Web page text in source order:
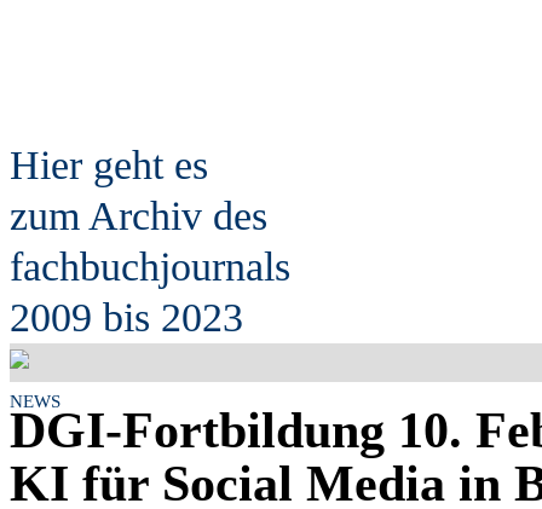
Hier geht es
zum Archiv des
fachbuchjournals
2009 bis 2023
NEWS
DGI-Fortbildung 10.
KI für Social Media in